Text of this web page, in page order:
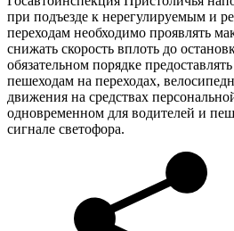
при подъезде к нерегулируемым и
переходам необходимо проявлять
снижать скорость вплоть до
обязательном порядке
пешеходам на переходах,
движения на средствах
одновременном для водителей и
сигнале светофора.